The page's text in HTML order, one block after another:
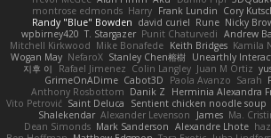
montrose edmonds Harry Frank Lundin Cory
Randy "Blue" Bowden david curiel Rune Nicky
wpbirney420 T. Stargazer Punit Chaturvedi Andrew
Mitchell Kirkwood Mike Bonafede Keith Bridges Kamila
Wogan May NefaroX Stanley Chen榕樹 Unearthly
지후 이
Rafael Jimenez Colin Langley Juan M Ortiz
GrimeOnADime Cabot3D Paola Avanzo Sarah
Anthony Rosbottom Danik Z Herminia Alexandra
Vito Petrović Saint Deluca Sentient chicken noodle soup
Shalekendar Alexander Levenson James Ma.
Dean Simonds Mark Sanderson Alexandre Lhote